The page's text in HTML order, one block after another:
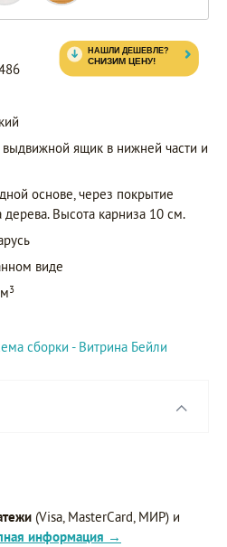
выдвижной ящик в нижней части и
основе, через покрытие
дерева. Высота карниза 10 см.
виде
3
сборки - Витрина Бейли
(Visa, MasterCard, МИР) и
информация →